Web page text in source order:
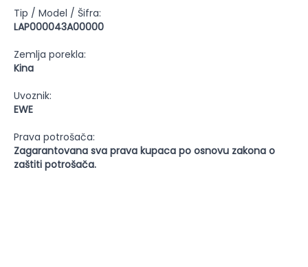
Tip / Model / Šifra:
LAP000043A00000
Zemlja porekla:
Kina
Uvoznik:
EWE
Prava potrošača:
Zagarantovana sva prava kupaca po osnovu zakona o
zaštiti potrošača.